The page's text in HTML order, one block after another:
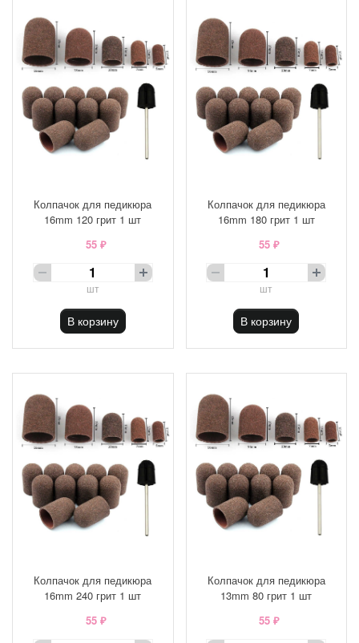
Колпачок для педикюра
16mm 120 грит 1 шт
55 ₽
шт
В корзину
Колпачок для педикюра
16mm 180 грит 1 шт
55 ₽
шт
В корзину
Колпачок для педикюра
16mm 240 грит 1 шт
55 ₽
Колпачок для педикюра
13mm 80 грит 1 шт
55 ₽